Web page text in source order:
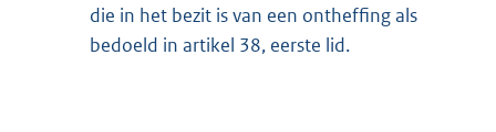
die in het bezit is van een ontheffing als
bedoeld in artikel 38, eerste lid.